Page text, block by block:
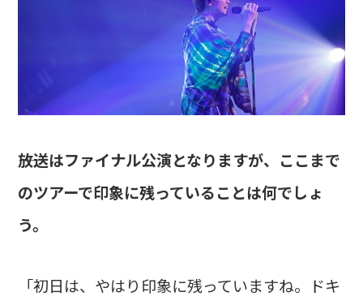
――放送はファイナル公演となりますが、ここまで
のツアーで印象に残っていることは何でしょ
う。
「初日は、やはり印象に残っていますね。ドキ